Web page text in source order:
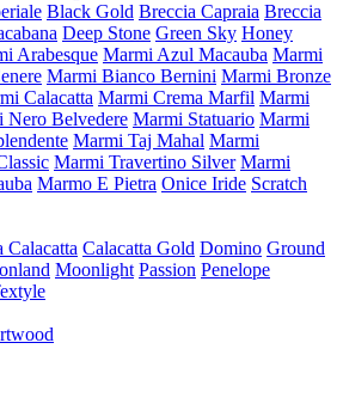
Black Gold Breccia Capraia Breccia
Deep Stone Green Sky Honey
Arabesque Marmi Azul Macauba Marmi
Marmi Bianco Bernini Marmi Bronze
Calacatta Marmi Crema Marfil Marmi
Nero Belvedere Marmi Statuario Marmi
Marmi Taj Mahal Marmi
Marmi Travertino Silver Marmi
Marmo E Pietra Onice Iride Scratch
Calacatta Calacatta Gold Domino Ground
Moonlight Passion Penelope